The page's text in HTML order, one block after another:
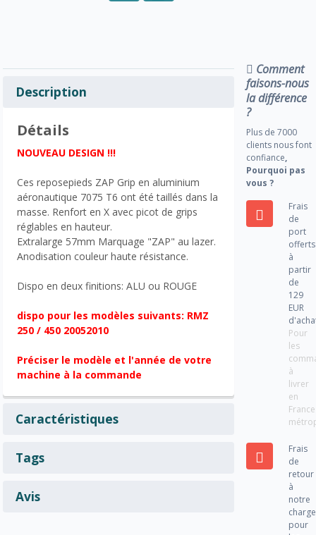
Description
Détails
NOUVEAU DESIGN !!!
Ces reposepieds ZAP Grip en aluminium
aéronautique 7075 T6 ont été taillés dans la
masse. Renfort en X avec picot de grips
réglables en hauteur.
Extralarge 57mm Marquage "ZAP" au lazer.
Anodisation couleur haute résistance.
Dispo en deux finitions: ALU ou ROUGE
dispo pour les modèles suivants: RMZ
250 / 450 20052010
Préciser le modèle et l'année de votre
machine à la commande
Caractéristiques
Tags
Avis
Comment
faisons-nous
la différence
?
Plus de 7000
clients nous font
confiance,
Pourquoi pas
vous ?
Frais
de
port
offerts
à
partir
de
129
EUR
Pour
les
à
livrer
en
France
Frais
de
retour
à
notre
charge
pour